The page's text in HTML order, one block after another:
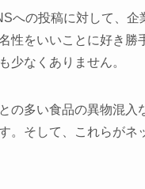
への投稿に対して、
性をいいことに好き
少なくありません。
の多い食品の異物混
。そして、これらが